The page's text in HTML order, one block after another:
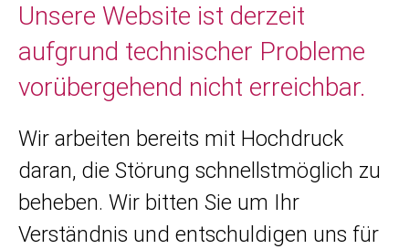
Unsere Website ist derzeit
aufgrund technischer Probleme
vorübergehend nicht erreichbar.
Wir arbeiten bereits mit Hochdruck
daran, die Störung schnellstmöglich zu
beheben. Wir bitten Sie um Ihr
Verständnis und entschuldigen uns für